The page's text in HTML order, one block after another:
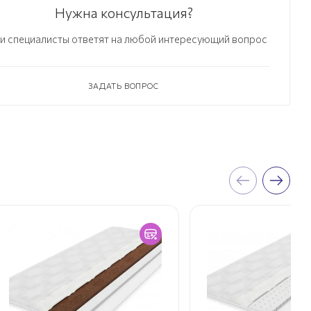
Нужна консультация?
специалисты ответят на любой интересующий вопрос
ЗАДАТЬ ВОПРОС